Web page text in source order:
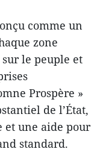
comme un
zone
le peuple et
Prospère »
de l’État,
et une aide pour
standard.